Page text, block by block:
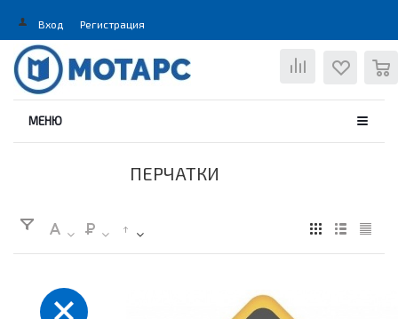
Вход Регистрация
МЕНЮ
ПЕРЧАТКИ